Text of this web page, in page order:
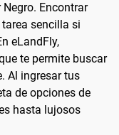
Encontrar
sencilla si
eLandFly,
te permite buscar
Al ingresar tus
de opciones de
hasta lujosos